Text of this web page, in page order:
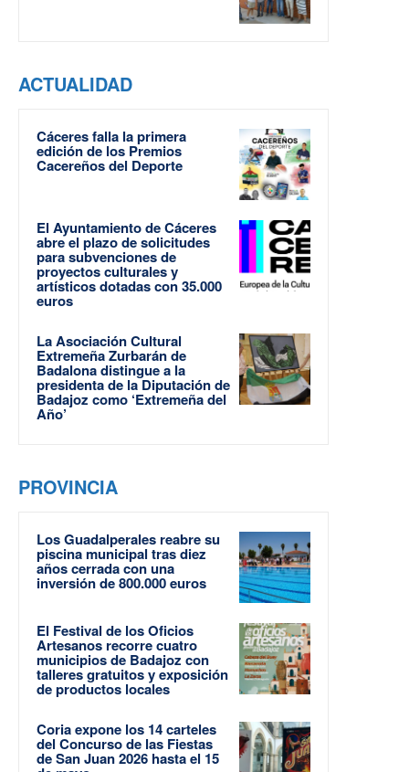
ACTUALIDAD
Cáceres falla la primera
edición de los Premios
Cacereños del Deporte
El Ayuntamiento de Cáceres
abre el plazo de solicitudes
para subvenciones de
proyectos culturales y
artísticos dotadas con 35.000
euros
La Asociación Cultural
Extremeña Zurbarán de
Badalona distingue a la
presidenta de la Diputación de
Badajoz como ‘Extremeña del
Año’
PROVINCIA
Los Guadalperales reabre su
piscina municipal tras diez
años cerrada con una
inversión de 800.000 euros
El Festival de los Oficios
Artesanos recorre cuatro
municipios de Badajoz con
talleres gratuitos y exposición
de productos locales
Coria expone los 14 carteles
del Concurso de las Fiestas
de San Juan 2026 hasta el 15